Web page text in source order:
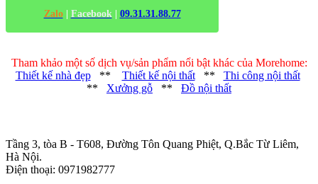
Zalo| Facebook | 09.31.31.88.77
Tham khảo một số dịch vụ/sản phẩm nổi bật khác của Morehome:
Thiết kế nhà đẹp** Thiết kế nội thất** Thi công nội thất
** Xưởng gỗ ** Đồ nội thất
Tầng 3, tòa B - T608, Đường Tôn Quang Phiệt, Q.Bắc Từ Liêm,
Hà Nội.
Điện thoại: 0971982777